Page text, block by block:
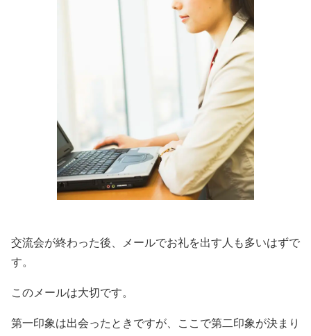
交流会が終わった後、メールでお礼を出す人も多いはずで
す。
このメールは大切です。
第一印象は出会ったときですが、ここで第二印象が決まり